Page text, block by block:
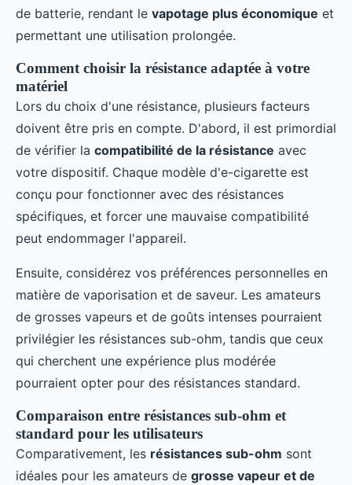
de batterie, rendant le vapotage plus économique et
permettant une utilisation prolongée.
Comment choisir la résistance adaptée à votre
matériel
Lors du choix d'une résistance, plusieurs facteurs
doivent être pris en compte. D'abord, il est primordial
de vérifier la compatibilité de la résistance avec
votre dispositif. Chaque modèle d'e-cigarette est
conçu pour fonctionner avec des résistances
spécifiques, et forcer une mauvaise compatibilité
peut endommager l'appareil.
Ensuite, considérez vos préférences personnelles en
matière de vaporisation et de saveur. Les amateurs
de grosses vapeurs et de goûts intenses pourraient
privilégier les résistances sub-ohm, tandis que ceux
qui cherchent une expérience plus modérée
pourraient opter pour des résistances standard.
Comparaison entre résistances sub-ohm et
standard pour les utilisateurs
Comparativement, les résistances sub-ohm sont
idéales pour les amateurs de grosse vapeur et de